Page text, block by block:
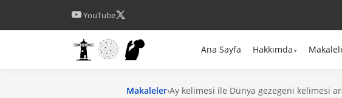
YouTube
Ana Sayfa Hakkımda
Makaleler›Ay kelimesi ile Dünya gezegeni kelimesi